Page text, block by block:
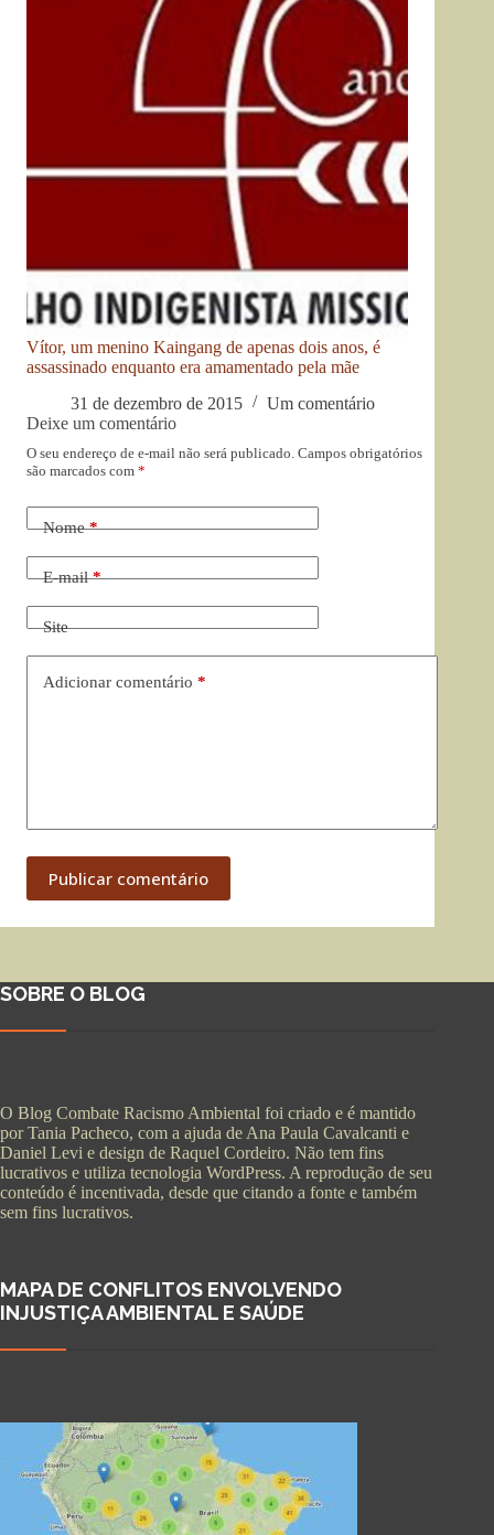
Vítor, um menino Kaingang de apenas dois anos, é
assassinado enquanto era amamentado pela mãe
31 de dezembro de 2015
Um comentário
Deixe um comentário
O seu endereço de e-mail não será publicado. Campos obrigatórios
são marcados com *
Nome*
E-mail*
Site
Adicionar comentário *
Publicar comentário
SOBRE O BLOG
O Blog Combate Racismo Ambiental foi criado e é mantido
por Tania Pacheco, com a ajuda de Ana Paula Cavalcanti e
Daniel Levi e design de Raquel Cordeiro. Não tem fins
lucrativos e utiliza tecnologia WordPress. A reprodução de seu
conteúdo é incentivada, desde que citando a fonte e também
sem fins lucrativos.
MAPA DE CONFLITOS ENVOLVENDO
INJUSTIÇA AMBIENTAL E SAÚDE